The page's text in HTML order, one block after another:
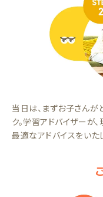
当日は、まずお子さんが
ク。学習アドバイザーが
最適なアドバイスをいた